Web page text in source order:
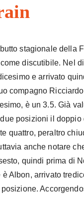
stagionale della
discutibile. Nel
e arrivato
compagno
è un 3.5. Già
posizioni il
quattro, peraltro
anche notare
quindi prima di
è Albon, arrivato